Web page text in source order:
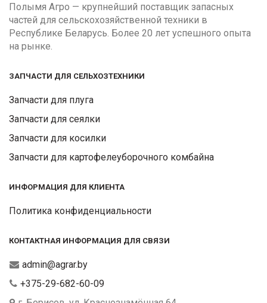
Полымя Агро — крупнейший поставщик запасных
частей для сельскохозяйственной техники в
Республике Беларусь. Более 20 лет успешного опыта
на рынке.
ЗАПЧАСТИ ДЛЯ СЕЛЬХОЗТЕХНИКИ
Запчасти для плуга
Запчасти для сеялки
Запчасти для косилки
Запчасти для картофелеуборочного комбайна
ИНФОРМАЦИЯ ДЛЯ КЛИЕНТА
Политика конфиденциальности
КОНТАКТНАЯ ИНФОРМАЦИЯ ДЛЯ СВЯЗИ
admin@agrar.by
+375-29-682-60-09